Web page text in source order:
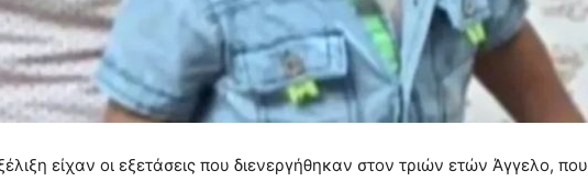
είχαν οι εξετάσεις που διενεργήθηκαν στον τριών ετών Άγγελο, που